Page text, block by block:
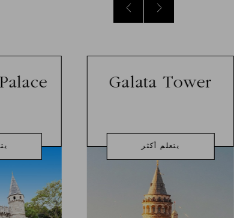
يتعلم أكثر
Galata Tower